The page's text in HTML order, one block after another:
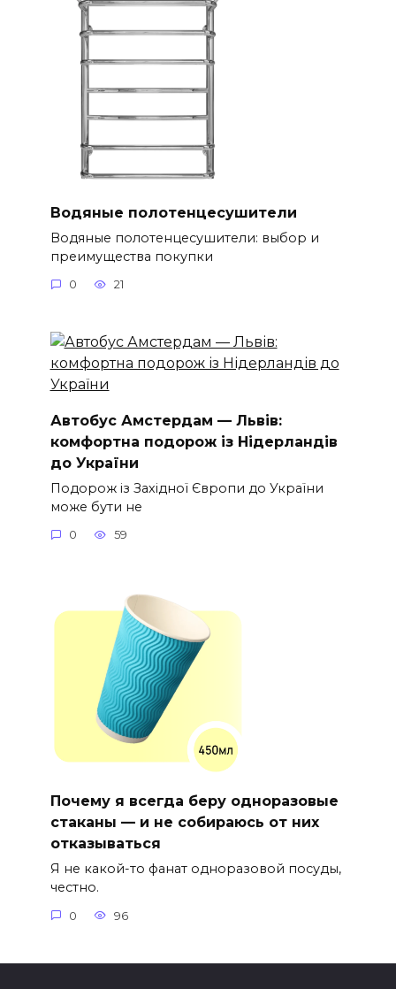
Водяные полотенцесушители
Водяные полотенцесушители: выбор и
преимущества покупки
0 21
Автобус Амстердам — Львів:
комфортна подорож із Нідерландів
до України
Подорож із Західної Європи до України
може бути не
0 59
Почему я всегда беру одноразовые
стаканы — и не собираюсь от них
отказываться
Я не какой-то фанат одноразовой посуды,
честно.
0 96